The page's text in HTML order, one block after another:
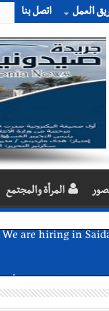
العمل اتصل بنا
المرأة والمجتمع
التشاوري
زيدان: استعراض